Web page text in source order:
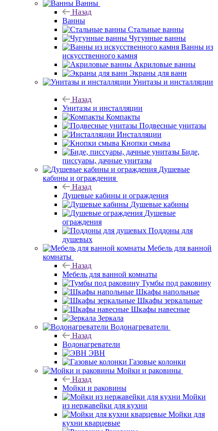
Ванны
Назад
Ванны
Стальные ванны
Чугунные ванны
Ванны из
искусственного камня
Акриловые ванны
Экраны для ванн
Унитазы и инсталляции
Назад
Унитазы и инсталляции
Компакты
Подвесные унитазы
Инсталляции
Кнопки смыва
Биде,
писсуары, дачные унитазы
Душевые
кабины и ограждения
Назад
Душевые кабины и ограждения
Душевые кабины
Душевые
ограждения
Поддоны для
душевых
Мебель для ванной
комнаты
Назад
Мебель для ванной комнаты
Тумбы под раковину
Шкафы напольные
Шкафы зеркальные
Шкафы навесные
Зеркала
Водонагреватели
Назад
Водонагреватели
ЭВН
Газовые колонки
Мойки и раковины
Назад
Мойки и раковины
Мойки
из нержавейки для кухни
Мойки для
кухни кварцевые